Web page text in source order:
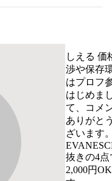
しえる 価
渉や保存
はプロフ
はじめま
て、コメ
ありがと
ざいます
抜きの4点
2,000円